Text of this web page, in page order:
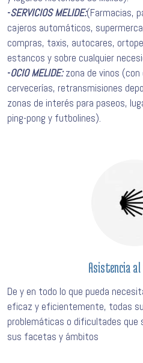
-SERVICIOS MELIDE:(Farmacias,
cajeros automáticos,
compras, taxis, autocares,
estancos y sobre cualquier
-OCIO MELIDE:zona de vinos
cervecerías, retransmisiones
zonas de interés para paseos,
ping-pong y futbolines).
Asistencia
De y en todo lo que pueda
eficaz y eficientemente, todas
problemáticas o dificultades que
sus facetas y ámbitos